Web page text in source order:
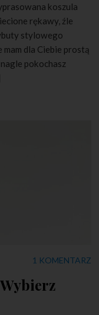
koszula
rękawy, źle
stylowego
dla Ciebie prostą
pokochasz
1 KOMENTARZ